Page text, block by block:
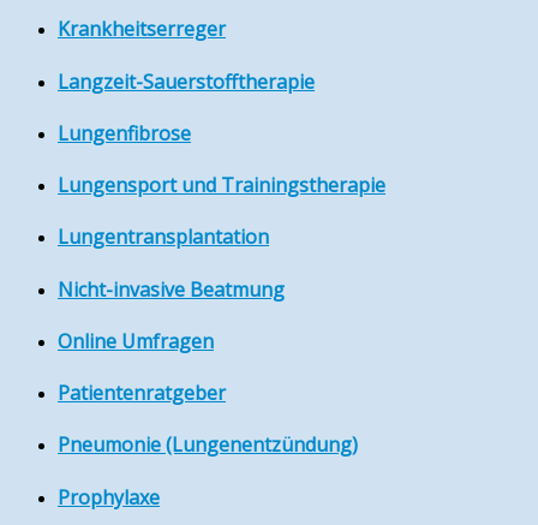
Krankheitserreger
Langzeit-Sauerstofftherapie
Lungenfibrose
Lungensport und Trainingstherapie
Lungentransplantation
Nicht-invasive Beatmung
Online Umfragen
Patientenratgeber
Pneumonie (Lungenentzündung)
Prophylaxe